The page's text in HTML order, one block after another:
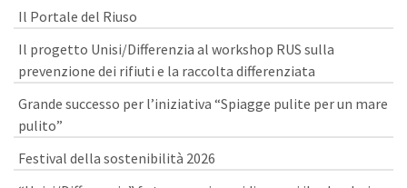
Il Portale del Riuso
Il progetto Unisi/Differenzia al workshop RUS sulla
prevenzione dei rifiuti e la raccolta differenziata
Grande successo per l’iniziativa “Spiagge pulite per un mare
pulito”
Festival della sostenibilità 2026